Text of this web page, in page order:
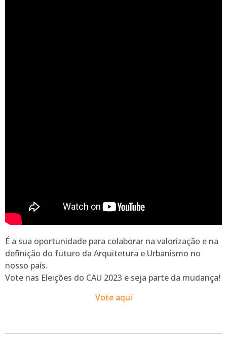
É a sua oportunidade para colaborar na valorização e na
definição do futuro da Arquitetura e Urbanismo no
nosso país.
Vote nas Eleições do CAU 2023 e seja parte da mudança!
Vote aqui